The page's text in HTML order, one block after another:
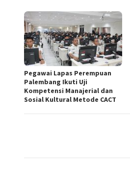
Pegawai Lapas Perempuan
Palembang Ikuti Uji
Kompetensi Manajerial dan
Sosial Kultural Metode CACT